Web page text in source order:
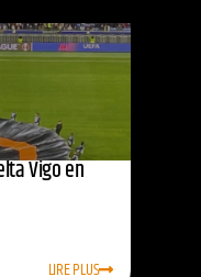
Vigo en
LIRE PLUS